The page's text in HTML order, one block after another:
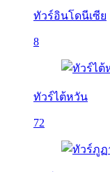
ทัวร์อินโดนีเซีย
8
ทัวร์ไต้หวัน
72